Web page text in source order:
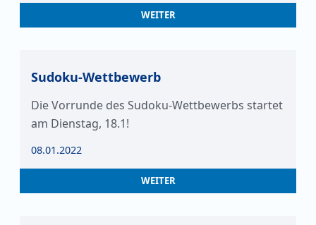
WEITER
Sudoku-Wettbewerb
Die Vorrunde des Sudoku-Wettbewerbs startet
am Dienstag, 18.1!
08.01.2022
WEITER